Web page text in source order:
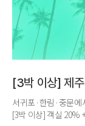
[3박 이상] 제
서귀포·한림·중문에
[3박 이상] 객실 20%